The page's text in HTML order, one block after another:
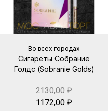
Во всех городах
Сигареты Собрание
Голдс (Sobranie Golds)
2130,00₽
1172,00 ₽